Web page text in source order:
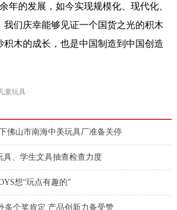
年的发展，如今实现规模化、现代化、
我们庆幸能够见证一个国货之光的积木
积木的成长，也是中国制造到中国创造
童玩具
佛山市南海中美玩具厂准备关停
具、学生文具抽查检查力度
想“玩点有趣的”
多个奖肯定 产品创新力备受赞